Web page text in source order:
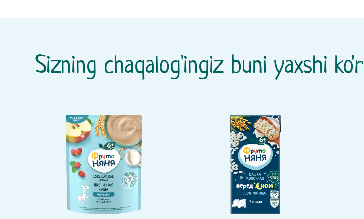
Sizning chaqalog'ingiz buni yaxshi